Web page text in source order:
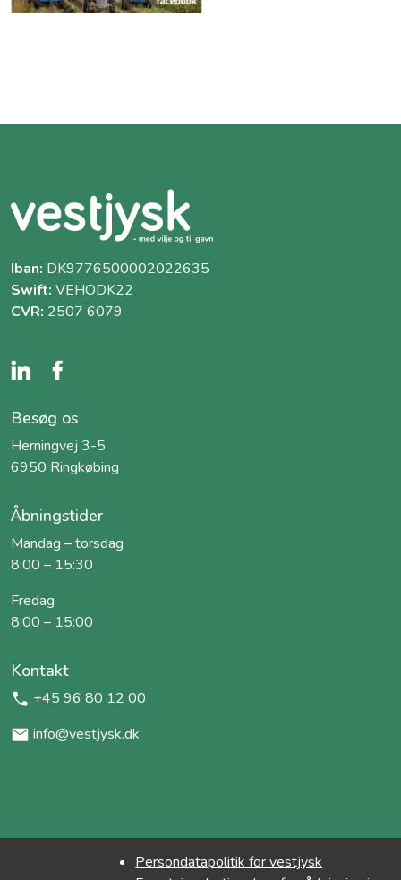
Iban: DK9776500002022635
Swift: VEHODK22
CVR: 2507 6079
Besøg os
Herningvej 3-5
6950 Ringkøbing
Åbningstider
Mandag – torsdag
8:00 – 15:30
Fredag
8:00 – 15:00
Kontakt
+45 96 80 12 00
info@vestjysk.dk
Persondatapolitik for vestjysk